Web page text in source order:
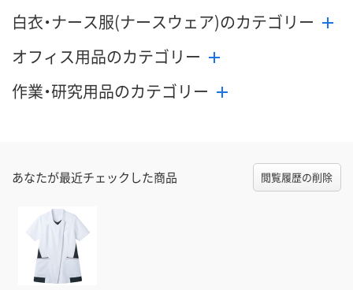
カゴへ カゴへ カ
白衣・ナース服(ナースウェア)のカテゴリー
オフィス用品のカテゴリー
作業・研究用品のカテゴリー
あなたが最近チェックした商品 閲覧履歴の削除